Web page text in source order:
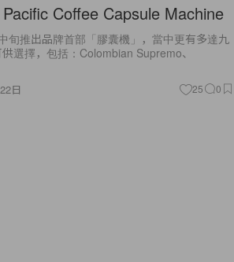
Coffee Capsule Machine
旬推出品牌首部「膠囊機」，當中更有多達九
選擇，包括：Colombian Supremo、
日 25 0